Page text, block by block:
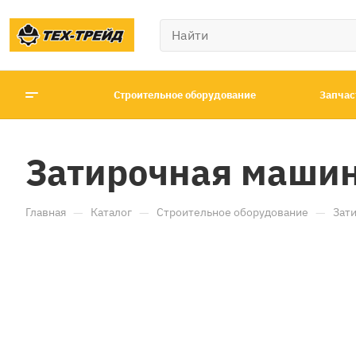
Строительное оборудование
Затирочная
Главная — Каталог — Строительное оборудование —